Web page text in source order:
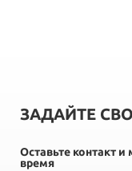
ЗАДАЙТЕ
Оставьте контакт
время